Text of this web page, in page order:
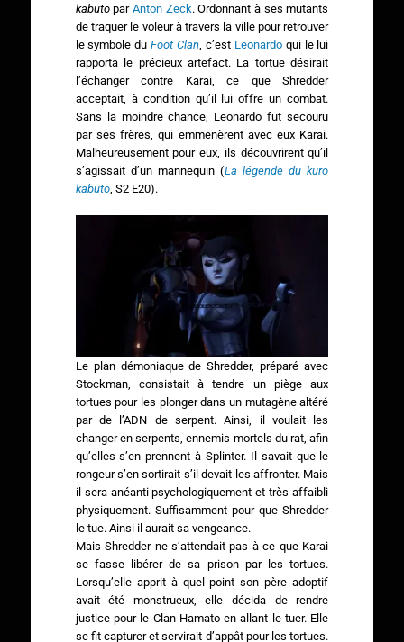
kabutopar Anton Zeck. Ordonnant à ses mutants
de traquer le voleur à travers la ville pour retrouver
le symbole duFoot Clan , c’est Leonardoqui le lui
rapporta le précieux artefact. La tortue désirait
l’échanger contre Karai, ce que Shredder
acceptait, à condition qu’il lui offre un combat.
Sans la moindre chance, Leonardo fut secouru
par ses frères, qui emmenèrent avec eux Karai.
Malheureusement pour eux, ils découvrirent qu’il
s’agissait d’un mannequin (La légende du kuro
kabuto, S2 E20).
Le plan démoniaque de Shredder, préparé avec
Stockman, consistait à tendre un piège aux
tortues pour les plonger dans un mutagène altéré
par de l’ADN de serpent. Ainsi, il voulait les
changer en serpents, ennemis mortels du rat, afin
qu’elles s’en prennent à Splinter. Il savait que le
rongeur s’en sortirait s’il devait les affronter. Mais
il sera anéanti psychologiquement et très affaibli
physiquement. Suffisamment pour que Shredder
le tue. Ainsi il aurait sa vengeance.
Mais Shredder ne s’attendait pas à ce que Karai
se fasse libérer de sa prison par les tortues.
Lorsqu’elle apprit à quel point son père adoptif
avait été monstrueux, elle décida de rendre
justice pour le Clan Hamato en allant le tuer. Elle
se fit capturer et servirait d’appât pour les tortues.